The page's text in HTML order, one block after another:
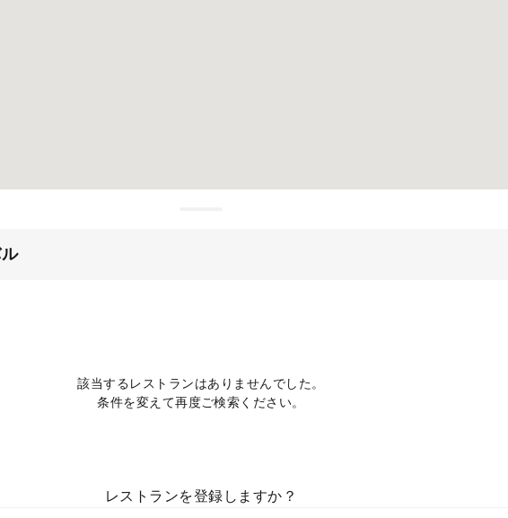
該当するレストランはありませんでした。
条件を変えて再度ご検索ください。
レストランを登録しますか？